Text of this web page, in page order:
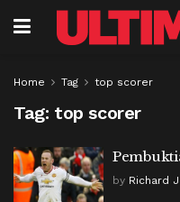
Home Tag top scorer
Tag: top scorer
by Richard